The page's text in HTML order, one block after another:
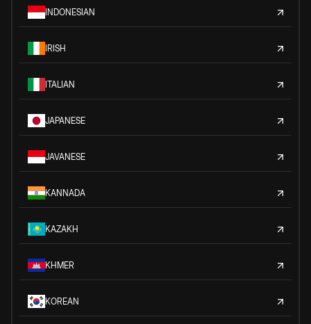
INDONESIAN
IRISH
ITALIAN
JAPANESE
JAVANESE
KANNADA
KAZAKH
KHMER
KOREAN